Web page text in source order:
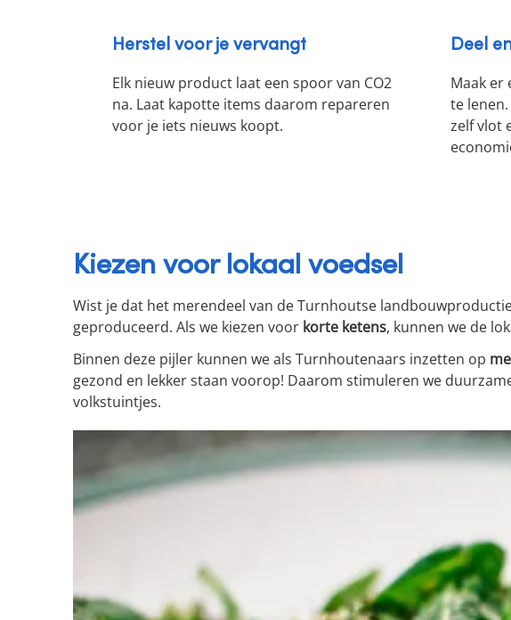
Herstel voor je vervangt
Elk nieuw product laat een spoor van CO2
na. Laat kapotte items daarom repareren
voor je iets nieuws koopt.
Deel
Maak er
te
zelf vlot
Kiezen voor lokaal voedsel
Wist je dat het merendeel van de Turnhoutse
geproduceerd. Als we kiezen voor korte ketens, kunnen we de
Binnen deze pijler kunnen we als Turnhoutenaars inzetten op
gezond en lekker staan voorop! Daarom stimuleren we
volkstuintjes.